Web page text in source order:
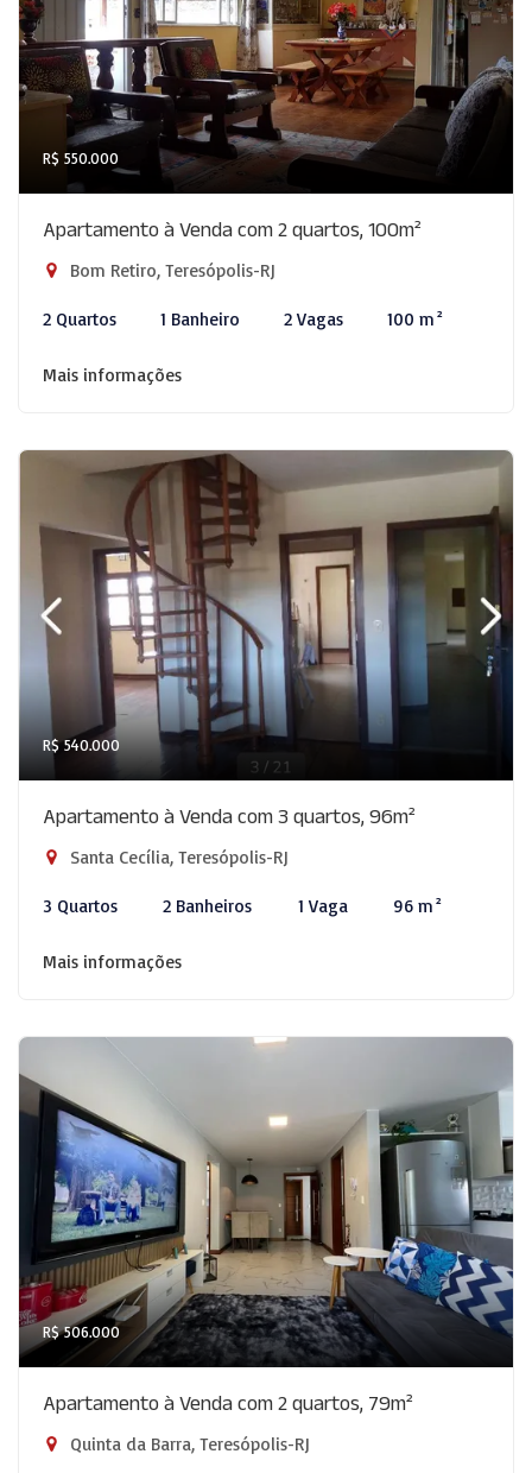
R$ 550.000
Apartamento à Venda com 2 quartos, 100m²
Bom Retiro, Teresópolis-RJ
2 Quartos 1 Banheiro 2 Vagas 100 m²
Mais informações
R$ 540.000
Apartamento à Venda com 3 quartos, 96m²
Santa Cecília, Teresópolis-RJ
3 Quartos 2 Banheiros 1 Vaga 96 m²
Mais informações
R$ 506.000
Apartamento à Venda com 2 quartos, 79m²
Quinta da Barra, Teresópolis-RJ